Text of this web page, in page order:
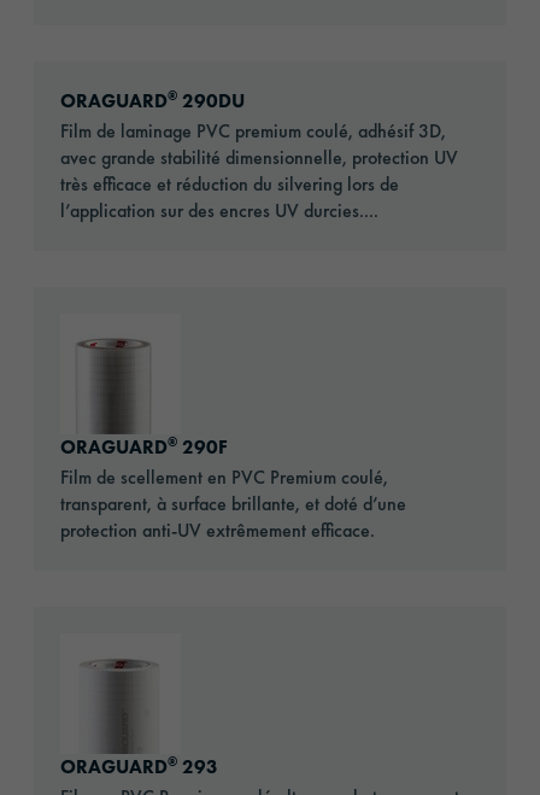
ORAGUARD® 290DU
Film de laminage PVC premium coulé, adhésif 3D,
avec grande stabilité dimensionnelle, protection UV
très efficace et réduction du silvering lors de
l’application sur des encres UV durcies....
ORAGUARD® 290F
Film de scellement en PVC Premium coulé,
transparent, à surface brillante, et doté d’une
protection anti-UV extrêmement efficace.
ORAGUARD® 293